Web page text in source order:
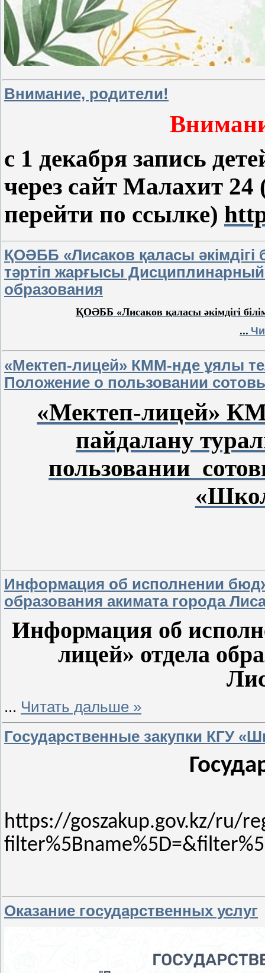
Внимание, родители!
с 1 декабря запись
через сайт Малахит 24
перейти по ссылке)
ҚОӘББ «Лисаков қаласы әкімдігі
тәртіп жарғысы
образования
ҚОӘББ «Лисаков қаласы әкімдігі
...
«Мектеп-лицей» КММ-нде ұялы
Положение о пользовании
«Мектеп-лицей»
пайдалану
пользовании
Информация об исполнении
образования акимата города
Информация об
лицей» отдела
... Читать дальше »
Государственные закупки КГУ
https://goszakup.gov.kz/ru/
Оказание государственных услуг